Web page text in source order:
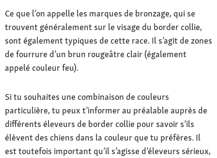
Parfois sujet à des maladies oculaires, à
l’épilepsie et au défaut MDR1 (intolérance aux
médicaments, par ex. ceux contenant de
l’ivermectine) ; en cas d’élevage, veiller à ce
qu’aucun chien merle
Ce que l’on appelle les marques de bronzage, qui se
trouvent généralement sur le visage du border collie,
sont également typiques de cette race. Il s’agit de zones
de fourrure d’un brun rougeâtre clair (également
appelé couleur feu).
Si tu souhaites une combinaison de couleurs
particulière, tu peux t’informer au préalable auprès de
différents éleveurs de border collie pour savoir s’ils
élèvent des chiens dans la couleur que tu préfères. Il
est toutefois important qu’il s’agisse d’éleveurs sérieux,